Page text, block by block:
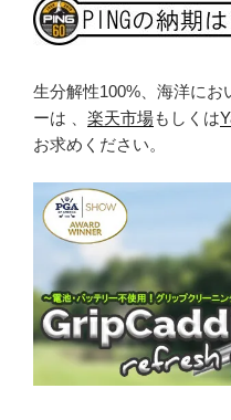
生分解性100%、海洋にお
ーは 、 楽天市場もしくは
お求めください。